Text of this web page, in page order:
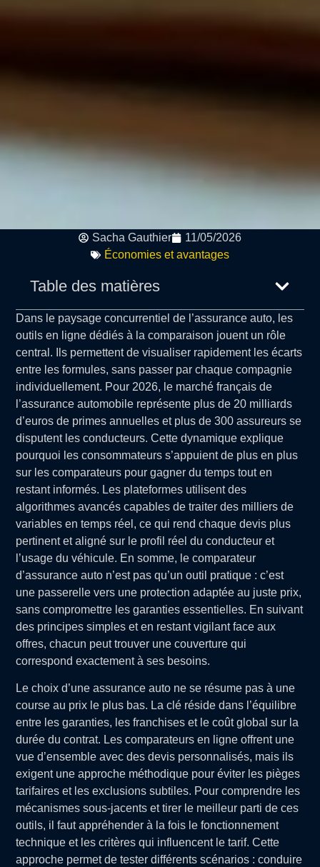
Sacha Gauthier
11/05/2026
Économies et avantages
Table des matières
Dans le paysage concurrentiel de l’assurance auto, les
outils en ligne dédiés à la comparaison jouent un rôle
central. Ils permettent de visualiser rapidement les écarts
entre les formules, sans passer par chaque compagnie
individuellement. Pour 2026, le marché français de
l’assurance automobile représente plus de 20 milliards
d’euros de primes annuelles et plus de 300 assureurs se
disputent les conducteurs. Cette dynamique explique
pourquoi les consommateurs s’appuient de plus en plus
sur les comparateurs pour gagner du temps tout en
restant informés. Les plateformes utilisent des
algorithmes avancés capables de traiter des milliers de
variables en temps réel, ce qui rend chaque devis plus
pertinent et aligné sur le profil réel du conducteur et
l’usage du véhicule. En somme, le comparateur
d’assurance auto n’est pas qu’un outil pratique : c’est
une passerelle vers une protection adaptée au juste prix,
sans compromettre les garanties essentielles. En suivant
des principes simples et en restant vigilant face aux
offres, chacun peut trouver une couverture qui
correspond exactement à ses besoins.
Le choix d’une assurance auto ne se résume pas à une
course au prix le plus bas. La clé réside dans l’équilibre
entre les garanties, les franchises et le coût global sur la
durée du contrat. Les comparateurs en ligne offrent une
vue d’ensemble avec des devis personnalisés, mais ils
exigent une approche méthodique pour éviter les pièges
tarifaires et les exclusions subtiles. Pour comprendre les
mécanismes sous-jacents et tirer le meilleur parti de ces
outils, il faut appréhender à la fois le fonctionnement
technique et les critères qui influencent le tarif. Cette
approche permet de tester différents scénarios : conduire